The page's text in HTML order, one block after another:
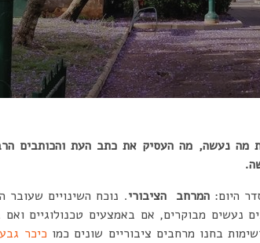
מה נעשה, מה העסיק את כתב העת והכותבים
היום: המרחב הציבורי. נוכח השינויים
נעשים מבוקרים, אם באמצעים טכנולוגיים ואם
בחנו מרחבים ציבוריים שונים כמו כיכר